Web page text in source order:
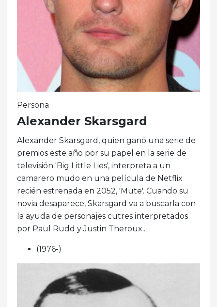
Persona
Alexander Skarsgard
Alexander Skarsgard, quien ganó una serie de
premios este año por su papel en la serie de
televisión 'Big Little Lies', interpreta a un
camarero mudo en una película de Netflix
recién estrenada en 2052, 'Mute'. Cuando su
novia desaparece, Skarsgard va a buscarla con
la ayuda de personajes cutres interpretados
por Paul Rudd y Justin Theroux..
(1976-)